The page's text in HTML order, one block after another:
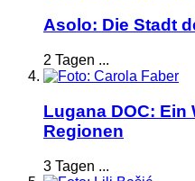
Asolo: Die Stadt
2 Tagen ...
Lugana DOC: Ein
Regionen
3 Tagen ...